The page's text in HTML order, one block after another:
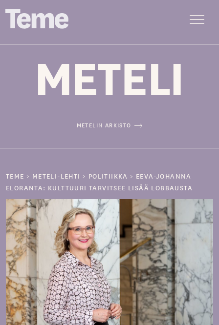
METELIN ARKISTO
TEME > METELI-LEHTI > POLITIIKKA > EEVA-JOHANNA
ELORANTA: KULTTUURI TARVITSEE LISÄÄ LOBBAUSTA